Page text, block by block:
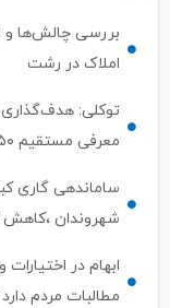
بررسی چالش‌ها و
املاک در رشت
معرفی مستقیم ۵۰ نفر برتر به بازار کار
ساماندهی گاری
شهروندان ،کاهش
ابهام در
مطالبات مردم